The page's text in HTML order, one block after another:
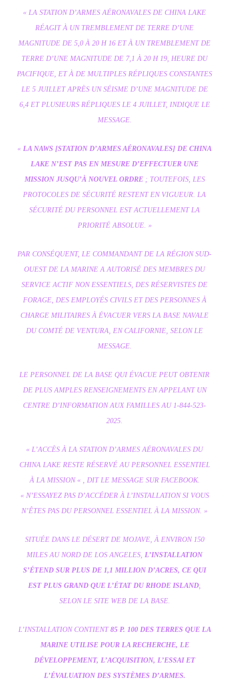
« LA STATION D’ARMES AÉRONAVALES DE CHINA LAKE
RÉAGIT À UN TREMBLEMENT DE TERRE D’UNE
MAGNITUDE DE 5,0 À 20 H 16 ET À UN TREMBLEMENT DE
TERRE D’UNE MAGNITUDE DE 7,1 À 20 H 19, HEURE DU
PACIFIQUE, ET À DE MULTIPLES RÉPLIQUES CONSTANTES
LE 5 JUILLET APRÈS UN SÉISME D’UNE MAGNITUDE DE
6,4 ET PLUSIEURS RÉPLIQUES LE 4 JUILLET, INDIQUE LE
MESSAGE.
« LA NAWS [STATION D’ARMES AÉRONAVALES] DE CHINA
LAKE N’EST PAS EN MESURE D’EFFECTUER UNE
MISSION JUSQU’À NOUVEL ORDRE; TOUTEFOIS, LES
PROTOCOLES DE SÉCURITÉ RESTENT EN VIGUEUR. LA
SÉCURITÉ DU PERSONNEL EST ACTUELLEMENT LA
PRIORITÉ ABSOLUE. »
PAR CONSÉQUENT, LE COMMANDANT DE LA RÉGION SUD-
OUEST DE LA MARINE A AUTORISÉ DES MEMBRES DU
SERVICE ACTIF NON ESSENTIELS, DES RÉSERVISTES DE
FORAGE, DES EMPLOYÉS CIVILS ET DES PERSONNES À
CHARGE MILITAIRES À ÉVACUER VERS LA BASE NAVALE
DU COMTÉ DE VENTURA, EN CALIFORNIE, SELON LE
MESSAGE.
LE PERSONNEL DE LA BASE QUI ÉVACUE PEUT OBTENIR
DE PLUS AMPLES RENSEIGNEMENTS EN APPELANT UN
CENTRE D’INFORMATION AUX FAMILLES AU 1-844-523-
2025.
« L’ACCÈS À LA STATION D’ARMES AÉRONAVALES DU
CHINA LAKE RESTE RÉSERVÉ AU PERSONNEL ESSENTIEL
À LA MISSION « , DIT LE MESSAGE SUR FACEBOOK.
« N’ESSAYEZ PAS D’ACCÉDER À L’INSTALLATION SI VOUS
N’ÊTES PAS DU PERSONNEL ESSENTIEL À LA MISSION. »
SITUÉE DANS LE DÉSERT DE MOJAVE, À ENVIRON 150
MILES AU NORD DE LOS ANGELES, L’INSTALLATION
S’ÉTEND SUR PLUS DE 1,1 MILLION D’ACRES, CE QUI
EST PLUS GRAND QUE L’ÉTAT DU RHODE ISLAND,
SELON LE SITE WEB DE LA BASE.
L’INSTALLATION CONTIENT 85 P. 100 DES TERRES QUE LA
MARINE UTILISE POUR LA RECHERCHE, LE
DÉVELOPPEMENT, L’ACQUISITION, L’ESSAI ET
L’ÉVALUATION DES SYSTÈMES D’ARMES.